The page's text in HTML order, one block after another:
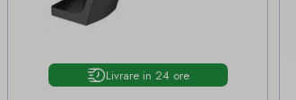
Livrare in 24 ore